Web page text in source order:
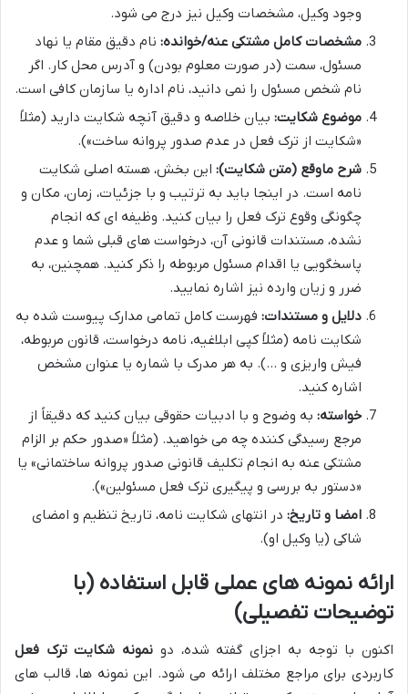
وجود وکیل، مشخصات وکیل نیز درج می شود.
مشخصات کامل مشتکی عنه/خوانده: نام دقیق مقام یا نهاد
مسئول، سمت (در صورت معلوم بودن) و آدرس محل کار. اگر
نام شخص مسئول را نمی دانید، نام اداره یا سازمان کافی است.
موضوع شکایت: بیان خلاصه و دقیق آنچه شکایت دارید (مثلاً
«شکایت از ترک فعل در عدم صدور پروانه ساخت»).
شرح ماوقع (متن شکایت): این بخش، هسته اصلی شکایت
نامه است. در اینجا باید به ترتیب و با جزئیات، زمان، مکان و
چگونگی وقوع ترک فعل را بیان کنید. وظیفه ای که انجام
نشده، مستندات قانونی آن، درخواست های قبلی شما و عدم
پاسخگویی یا اقدام مسئول مربوطه را ذکر کنید. همچنین، به
ضرر و زیان وارده نیز اشاره نمایید.
دلایل و مستندات: فهرست کامل تمامی مدارک پیوست شده به
شکایت نامه (مثلاً کپی ابلاغیه، نامه درخواست، قانون مربوطه،
فیش واریزی و …). به هر مدرک با شماره یا عنوان مشخص
اشاره کنید.
خواسته: به وضوح و با ادبیات حقوقی بیان کنید که دقیقاً از
مرجع رسیدگی کننده چه می خواهید. (مثلاً «صدور حکم بر الزام
مشتکی عنه به انجام تکلیف قانونی صدور پروانه ساختمانی» یا
«دستور به بررسی و پیگیری ترک فعل مسئولین»).
امضا و تاریخ: در انتهای شکایت نامه، تاریخ تنظیم و امضای
شاکی (یا وکیل او).
ارائه نمونه های عملی قابل استفاده (با
توضیحات تفصیلی)
اکنون با توجه به اجزای گفته شده، دو نمونه شکایت ترک فعل
کاربردی برای مراجع مختلف ارائه می شود. این نمونه ها، قالب های